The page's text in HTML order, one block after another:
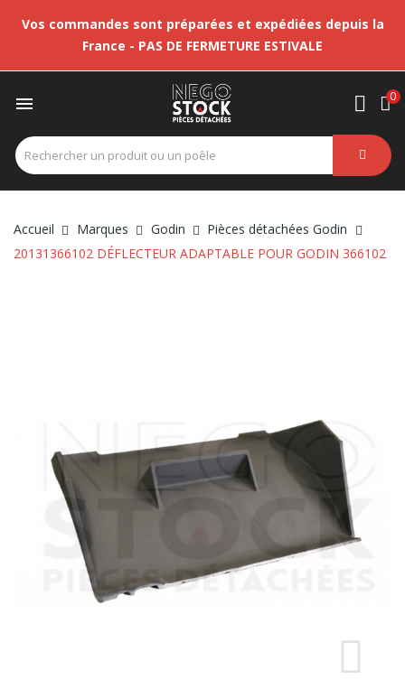
Vos commandes sont préparées et expédiées depuis la
France - PAS DE FERMETURE ESTIVALE
 0
Accueil Marques Godin
Pièces détachées Godin
20131366102 DÉFLECTEUR ADAPTABLE POUR GODIN 366102